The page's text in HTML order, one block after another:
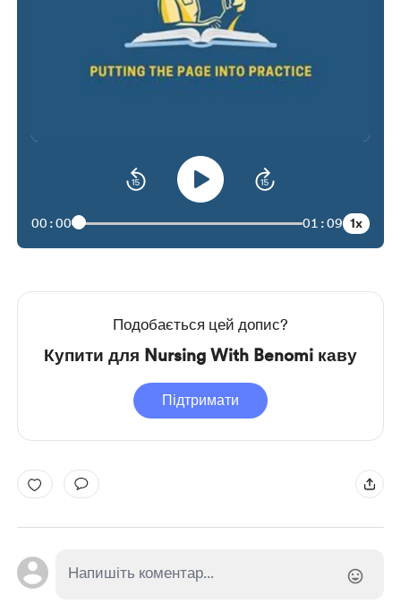
00:00 01:09 1x
Подобається цей допис?
Купити для Nursing With Benomi каву
Підтримати